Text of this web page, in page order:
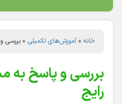
خانه » آموزش‌های تکمیلی » بررسی
بررسی و پاسخ
رایج